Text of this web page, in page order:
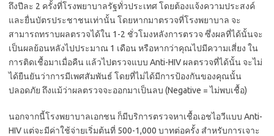
ถึงปีละ 2 ครั้งที่โรงพยาบาลรัฐทั่วประเทศ โดยต้องแจ้งความประสงค์
และยื่นบัตรประชาชนเท่านั้น โดยหากมาตรวจที่โรงพยาบาล จะ
สามารถทราบผลตรวจได้ใน 1-2 ชั่วโมงหลังการตรวจ ซึ่งผลที่ได้นั้นจะ
เป็นผลย้อนหลังไปประมาณ 1 เดือน หรือหากว่าคุณไปมีความเสี่ยง ใน
การติดเชื้อมาเมื่อคืน แล้วไปตรวจแบบ Anti-HIV ผลตรวจที่ได้นั้น จะไม่
ได้ยืนยันว่าการมีเพศสัมพันธ์ โดยที่ไม่ได้มีการป้องกันของคุณนั้น
ปลอดภัย ถึงแม้ว่าผลตรวจจะออกมาเป็นลบ (Negative = ไม่พบเชื้อ)
นอกจากนี้โรงพยาบาลเอกชน ก็มีบริการตรวจหาเชื้อเอชไอวีแบบ Anti-
HIV แต่จะมีค่าใช้จ่ายเริ่มต้นที่ 500-1,000 บาทต่อครั้ง สำหรับการเจาะ